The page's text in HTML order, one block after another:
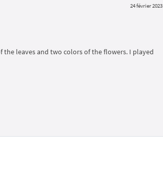
24 février 2023
leaves and two colors of the flowers. I played